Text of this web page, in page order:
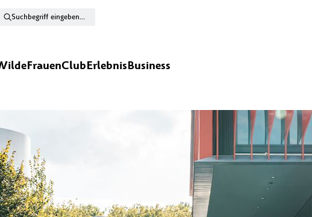
FrauenClubErlebnisBusiness